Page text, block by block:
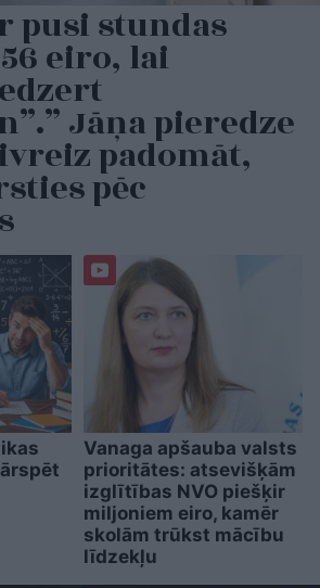
pusi stundas
eiro, lai
Jāņa pieredze
padomāt,
pēc
Vanaga apšauba valsts
prioritātes: atsevišķām
izglītības NVO piešķir
miljoniem eiro, kamēr
skolām trūkst mācību
līdzekļu